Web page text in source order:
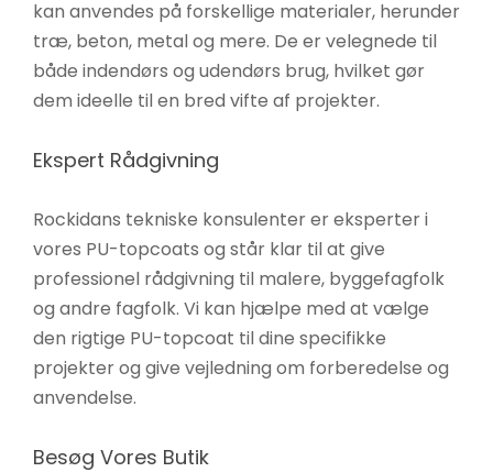
kan anvendes på forskellige materialer, herunder
træ, beton, metal og mere. De er velegnede til
både indendørs og udendørs brug, hvilket gør
dem ideelle til en bred vifte af projekter.
Ekspert Rådgivning
Rockidans tekniske konsulenter er eksperter i
vores PU-topcoats og står klar til at give
professionel rådgivning til malere, byggefagfolk
og andre fagfolk. Vi kan hjælpe med at vælge
den rigtige PU-topcoat til dine specifikke
projekter og give vejledning om forberedelse og
anvendelse.
Besøg Vores Butik